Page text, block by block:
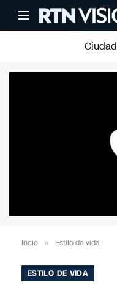
Ciudad
Incio » Estilo de vida
ESTILO DE VIDA